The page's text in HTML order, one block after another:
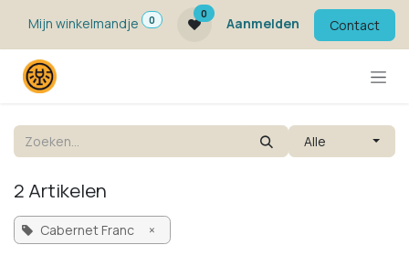
Mijn winkelmandje
0
0
Aanmelden Contact
Alle
2 Artikelen
Cabernet Franc ×